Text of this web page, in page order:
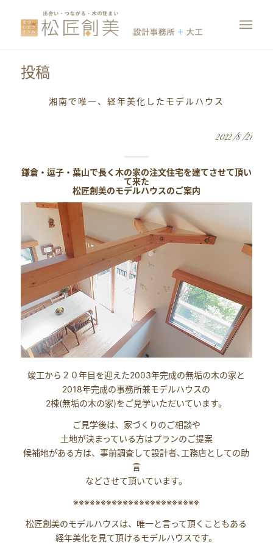
投稿
湘南で唯一、経年美化したモデルハウス
2022/8/21
鎌倉・逗子・葉山で長く木の家の注文住宅を建てさせて頂い
て来た
松匠創美のモデルハウスのご案内
竣工から２０年目を迎えた2003年完成の無垢の木の家と
2018年完成の事務所兼モデルハウスの
2棟(無垢の木の家)をご見学いただいています。
ご見学後は、家づくりのご相談や
土地が決まっている方はプランのご提案
候補地がある方は、事前調査して設計者､工務店としての助
言
などさせて頂いています。
※※※※※※※※※※※※※※※※※※※※※※※
松匠創美のモデルハウスは、唯一と言って頂くこともある
経年美化を見て頂けるモデルハウスです。